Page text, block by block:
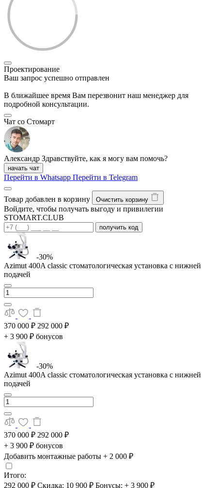
Проектирование
Ваш запрос успешно отправлен
В ближайшее время Вам перезвонит наш менеджер для
подробной консультации.
Чат со Стомарт
Александр Здравствуйте, как я могу вам помочь?
начать чат
Перейти в Whatsapp Перейти в Telegram
Товар добавлен в корзину Очистить корзину
Войдите, чтобы получать выгоду и привилегии
STOMART.CLUB
получить код
-30%
Azimut 400A classic стоматологическая установка с нижней
подачей
370 000 ₽ 292 000 ₽
+ 3 900 ₽ бонусов
-30%
Azimut 400A classic стоматологическая установка с нижней
подачей
370 000 ₽ 292 000 ₽
+ 3 900 ₽ бонусов
Добавить монтажные работы + 2 000 ₽
Итого:
292 000 ₽ Скидка: 10 900 ₽ Бонусы: + 3 900 ₽